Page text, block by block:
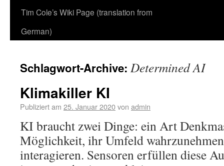
Tim Cole’s Wiki Page (translation from
German)
Schlagwort-Archive: Determined AI
Klimakiller KI
Publiziert am 25. Januar 2020von admin
KI braucht zwei Dinge: ein Art
Möglichkeit, ihr Umfeld
interagieren. Sensoren erfüllen diese